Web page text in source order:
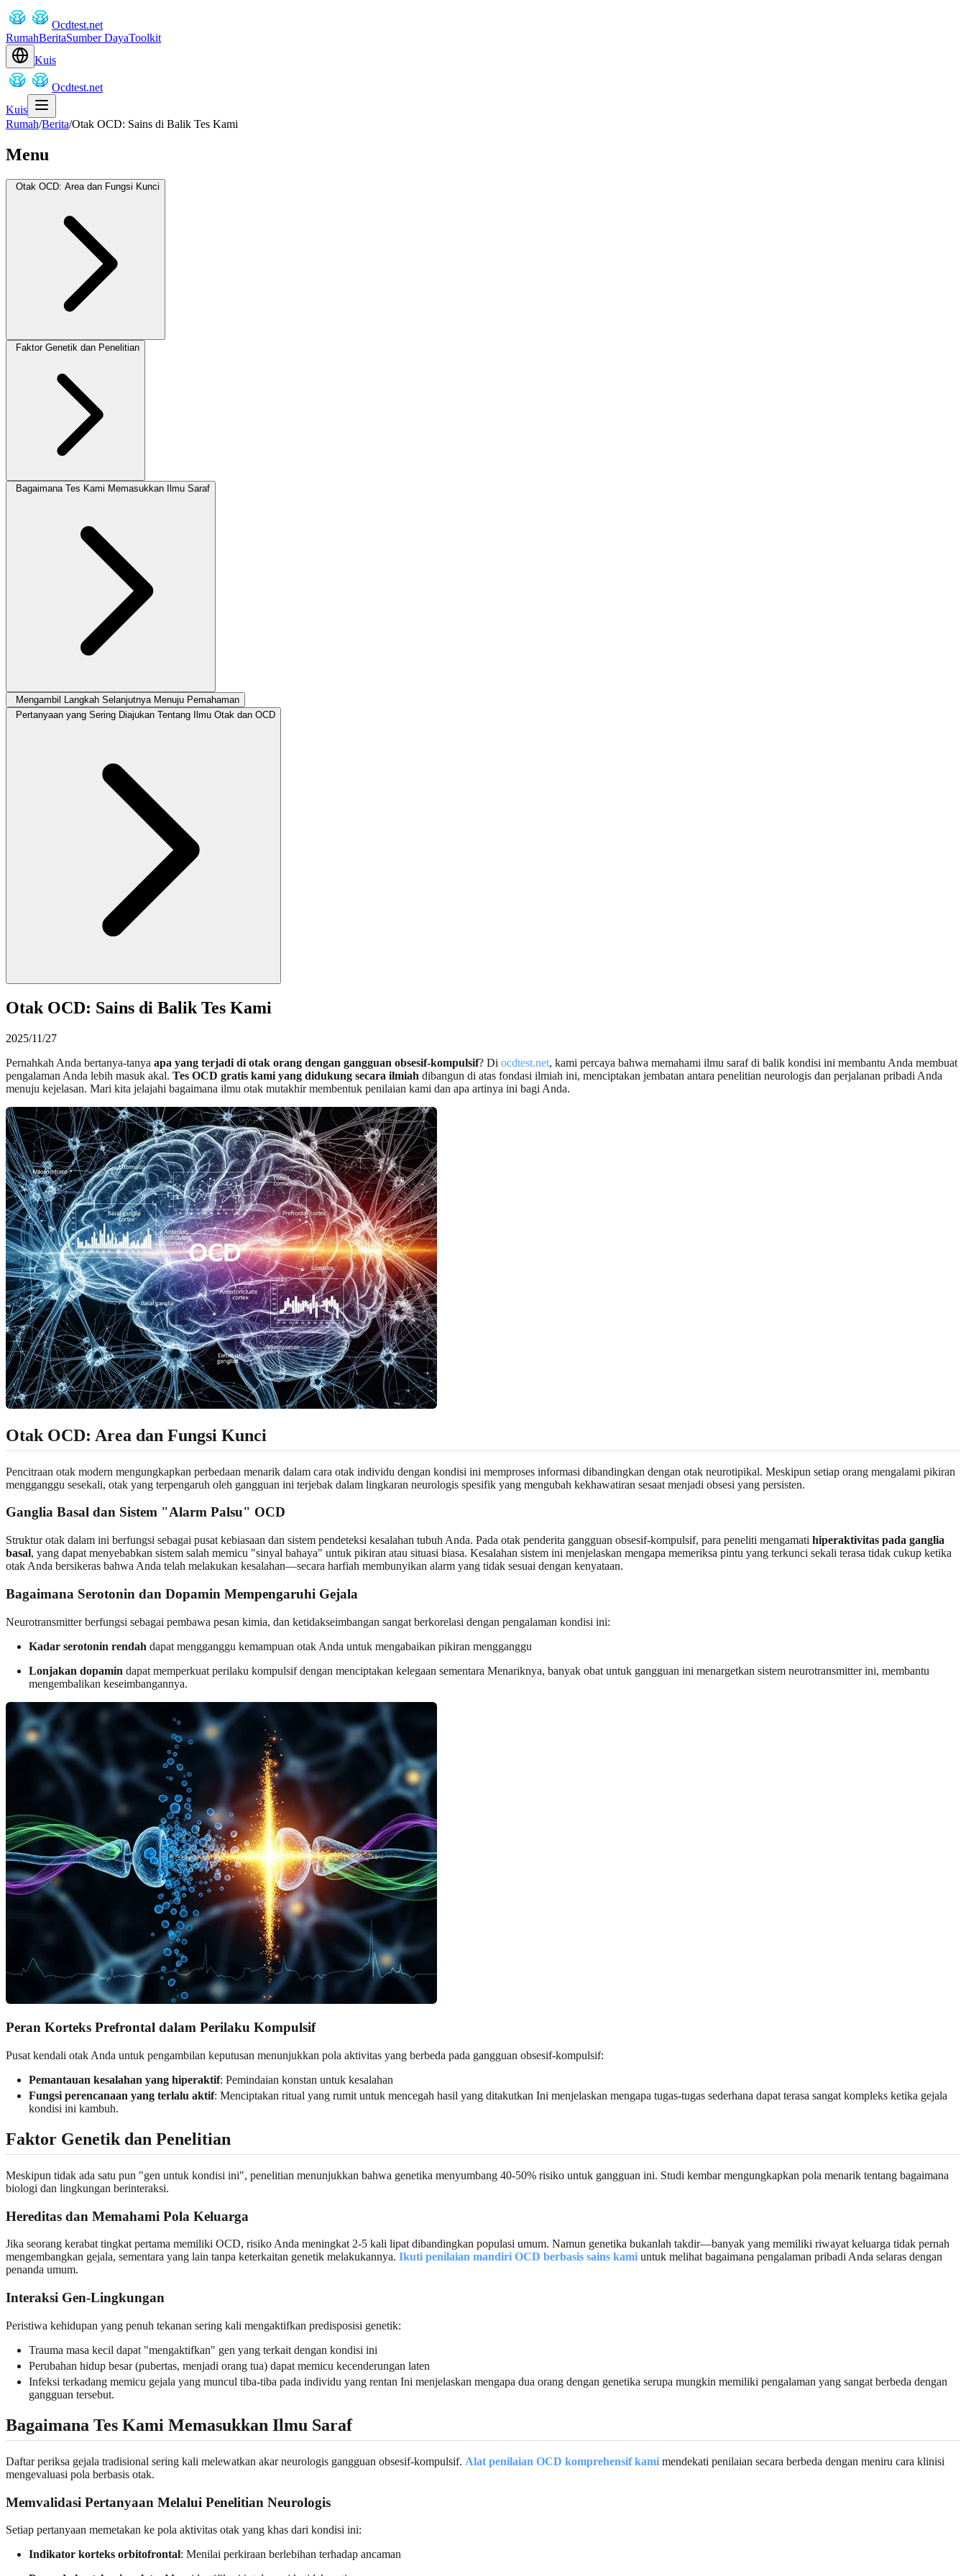
Ocdtest.net
RumahBeritaSumber DayaToolkit
Kuis
Ocdtest.net
Kuis
Rumah/Berita/Otak OCD: Sains di Balik Tes Kami
Menu
Otak OCD: Area dan Fungsi Kunci
Faktor Genetik dan Penelitian
Bagaimana Tes Kami Memasukkan Ilmu Saraf
Mengambil Langkah Selanjutnya Menuju Pemahaman
Pertanyaan yang Sering Diajukan Tentang Ilmu Otak dan OCD
Otak OCD: Sains di Balik Tes Kami
2025/11/27
Pernahkah Anda bertanya-tanya apa yang terjadi di otak orang dengan gangguan obsesif-kompulsif? Di ocdtest.net, kami percaya bahwa memahami ilmu saraf di balik kondisi ini membantu Anda membuat
pengalaman Anda lebih masuk akal. Tes OCD gratis kami yang didukung secara ilmiah dibangun di atas fondasi ilmiah ini, menciptakan jembatan antara penelitian neurologis dan perjalanan pribadi Anda
menuju kejelasan. Mari kita jelajahi bagaimana ilmu otak mutakhir membentuk penilaian kami dan apa artinya ini bagi Anda.
Otak OCD: Area dan Fungsi Kunci
Pencitraan otak modern mengungkapkan perbedaan menarik dalam cara otak individu dengan kondisi ini memproses informasi dibandingkan dengan otak neurotipikal. Meskipun setiap orang mengalami pikiran
mengganggu sesekali, otak yang terpengaruh oleh gangguan ini terjebak dalam lingkaran neurologis spesifik yang mengubah kekhawatiran sesaat menjadi obsesi yang persisten.
Ganglia Basal dan Sistem "Alarm Palsu" OCD
Struktur otak dalam ini berfungsi sebagai pusat kebiasaan dan sistem pendeteksi kesalahan tubuh Anda. Pada otak penderita gangguan obsesif-kompulsif, para peneliti mengamati hiperaktivitas pada ganglia
basal, yang dapat menyebabkan sistem salah memicu "sinyal bahaya" untuk pikiran atau situasi biasa. Kesalahan sistem ini menjelaskan mengapa memeriksa pintu yang terkunci sekali terasa tidak cukup ketika
otak Anda bersikeras bahwa Anda telah melakukan kesalahan—secara harfiah membunyikan alarm yang tidak sesuai dengan kenyataan.
Bagaimana Serotonin dan Dopamin Mempengaruhi Gejala
Neurotransmitter berfungsi sebagai pembawa pesan kimia, dan ketidakseimbangan sangat berkorelasi dengan pengalaman kondisi ini:
Kadar serotonin rendah dapat mengganggu kemampuan otak Anda untuk mengabaikan pikiran mengganggu
Lonjakan dopamin dapat memperkuat perilaku kompulsif dengan menciptakan kelegaan sementara Menariknya, banyak obat untuk gangguan ini menargetkan sistem neurotransmitter ini, membantu
mengembalikan keseimbangannya.
Peran Korteks Prefrontal dalam Perilaku Kompulsif
Pusat kendali otak Anda untuk pengambilan keputusan menunjukkan pola aktivitas yang berbeda pada gangguan obsesif-kompulsif:
Pemantauan kesalahan yang hiperaktif: Pemindaian konstan untuk kesalahan
Fungsi perencanaan yang terlalu aktif: Menciptakan ritual yang rumit untuk mencegah hasil yang ditakutkan Ini menjelaskan mengapa tugas-tugas sederhana dapat terasa sangat kompleks ketika gejala
kondisi ini kambuh.
Faktor Genetik dan Penelitian
Meskipun tidak ada satu pun "gen untuk kondisi ini", penelitian menunjukkan bahwa genetika menyumbang 40-50% risiko untuk gangguan ini. Studi kembar mengungkapkan pola menarik tentang bagaimana
biologi dan lingkungan berinteraksi.
Hereditas dan Memahami Pola Keluarga
Jika seorang kerabat tingkat pertama memiliki OCD, risiko Anda meningkat 2-5 kali lipat dibandingkan populasi umum. Namun genetika bukanlah takdir—banyak yang memiliki riwayat keluarga tidak pernah
mengembangkan gejala, sementara yang lain tanpa keterkaitan genetik melakukannya. Ikuti penilaian mandiri OCD berbasis sains kami untuk melihat bagaimana pengalaman pribadi Anda selaras dengan
penanda umum.
Interaksi Gen-Lingkungan
Peristiwa kehidupan yang penuh tekanan sering kali mengaktifkan predisposisi genetik:
Trauma masa kecil dapat "mengaktifkan" gen yang terkait dengan kondisi ini
Perubahan hidup besar (pubertas, menjadi orang tua) dapat memicu kecenderungan laten
Infeksi terkadang memicu gejala yang muncul tiba-tiba pada individu yang rentan Ini menjelaskan mengapa dua orang dengan genetika serupa mungkin memiliki pengalaman yang sangat berbeda dengan
gangguan tersebut.
Bagaimana Tes Kami Memasukkan Ilmu Saraf
Daftar periksa gejala tradisional sering kali melewatkan akar neurologis gangguan obsesif-kompulsif. Alat penilaian OCD komprehensif kami mendekati penilaian secara berbeda dengan meniru cara klinisi
mengevaluasi pola berbasis otak.
Memvalidasi Pertanyaan Melalui Penelitian Neurologis
Setiap pertanyaan memetakan ke pola aktivitas otak yang khas dari kondisi ini:
Indikator korteks orbitofrontal: Menilai perkiraan berlebihan terhadap ancaman